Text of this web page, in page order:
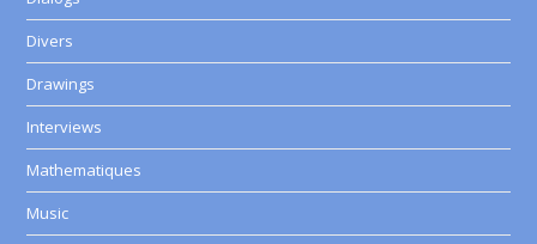
Divers
Drawings
Interviews
Mathematiques
Music